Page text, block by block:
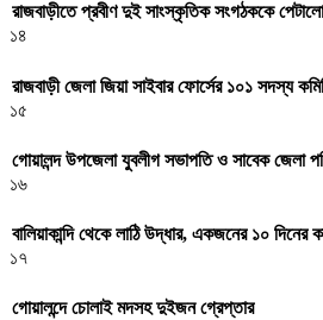
রাজবাড়ীতে প্রবীণ দুই সাংস্কৃতিক সংগঠককে পেটালো
১৪
রাজবাড়ী জেলা জিয়া সাইবার ফোর্সের ১০১ সদস্য
১৫
গোয়ালন্দ উপজেলা যুবলীগ সভাপতি ও সাবেক জেলা
১৬
বালিয়াকান্দি থেকে লাঠি উদ্ধার, একজনের ১০ দিনের
১৭
গোয়ালন্দে চোলাই মদসহ দুইজন গ্রেপ্তার